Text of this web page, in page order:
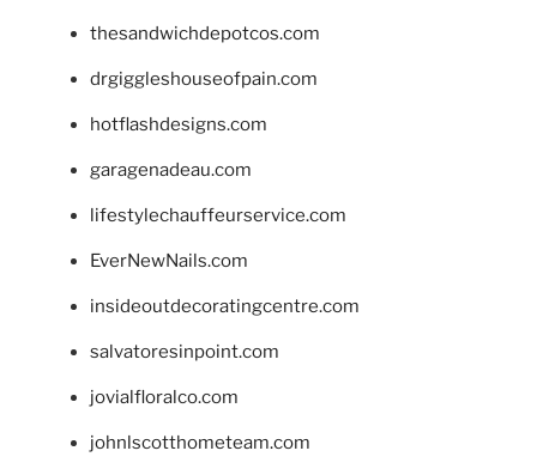
thesandwichdepotcos.com
drgiggleshouseofpain.com
hotflashdesigns.com
garagenadeau.com
lifestylechauffeurservice.com
EverNewNails.com
insideoutdecoratingcentre.com
salvatoresinpoint.com
jovialfloralco.com
johnlscotthometeam.com